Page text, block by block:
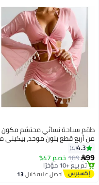
طقم سباحة نسائي محتشم مكون
من أربع قطع بلون موحد، بيكيني مع
غطاء شبكي مزين بالشرابات وتنورة
قصيرة، ملابس شاطئ للعطلات
4.3
4
99
189خصم 47%
#1 في أطقم البيكيني
توصيل مجاني
تم بيع +10 مؤخرًا
احصل عليه خلال13
اغسطس